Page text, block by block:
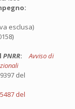
esclusa)
PNRR:
Avviso di
del
del